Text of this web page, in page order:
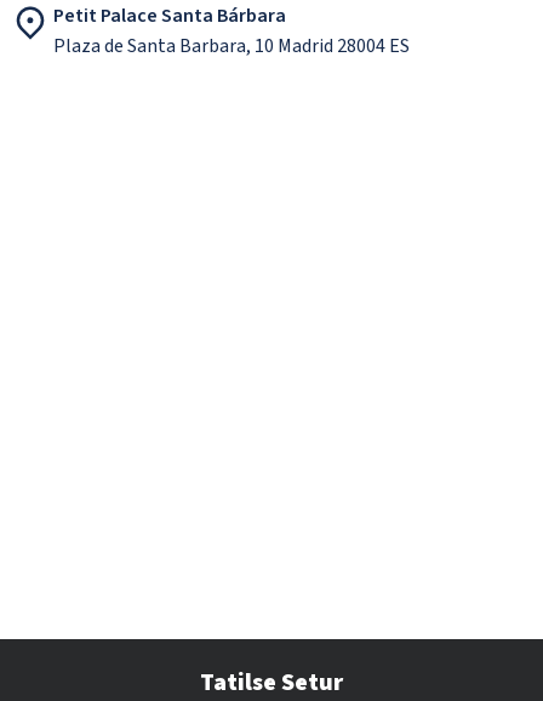
Petit Palace Santa Bárbara
Plaza de Santa Barbara, 10 Madrid 28004 ES
Tatilse Setur